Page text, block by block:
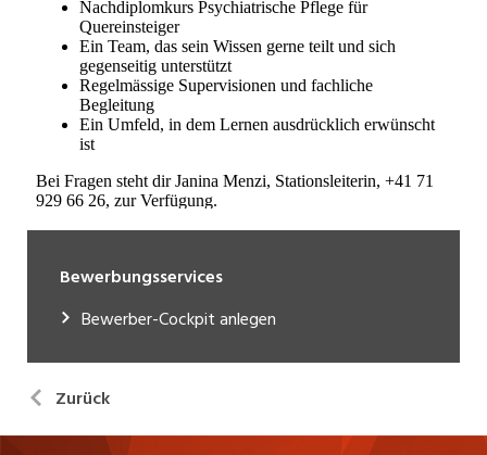
Bewerbungsservices
Bewerber-Cockpit anlegen
Zurück